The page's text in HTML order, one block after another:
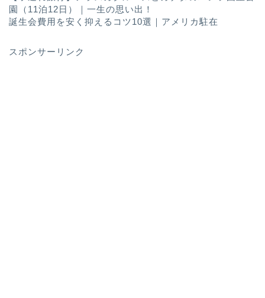
園（11泊12日）｜一生の思い出！
誕生会費用を安く抑えるコツ10選｜アメリカ駐在
スポンサーリンク